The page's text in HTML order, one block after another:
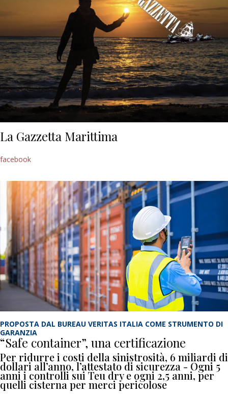
La Gazzetta Marittima
facebook
PROPOSTA DAL BUREAU VERITAS ITALIA COME STRUMENTO DI
GARANZIA
“Safe container”, una certificazione
Per ridurre i costi della sinistrosità, 6 miliardi di
dollari all’anno, l’attestato di sicurezza - Ogni 5
anni i controlli sui Teu dry e ogni 2,5 anni, per
quelli cisterna per merci pericolose